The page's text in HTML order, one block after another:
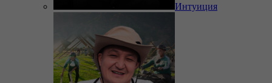
Интуиция